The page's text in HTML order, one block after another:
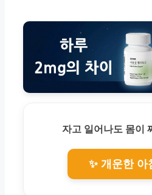
자고 일어나도 몸이
✨ 개운한 아